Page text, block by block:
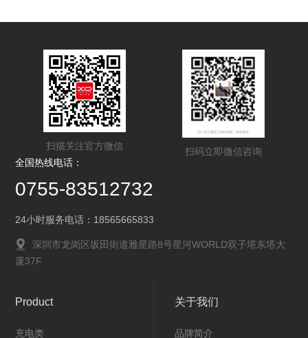
扫描关注官方微信
扫码立即微信咨询
全国热线电话：
0755-83512732
24小时服务电话：18565665833
深圳市龙岗区坂田街道雅星路8号星河WORLD双子塔东塔大
厦37F
Product
充电类
关于我们
品牌简介